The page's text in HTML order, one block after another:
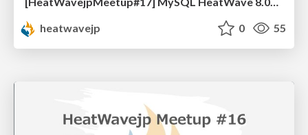
heatwavejp
0 55